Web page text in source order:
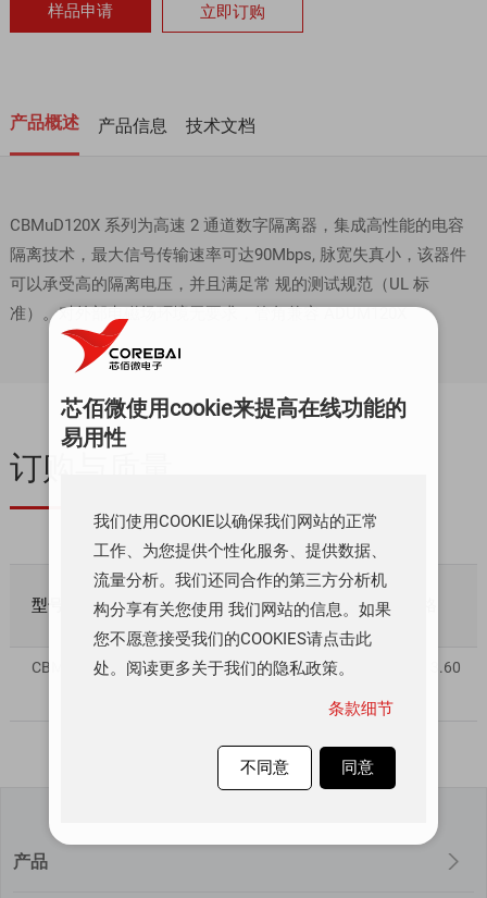
样品申请 立即订购
产品概述 产品信息 技术文档
CBMuD120X 系列为高速 2 通道数字隔离器，集成高性能的电容
隔离技术，最大信号传输速率可达90Mbps, 脉宽失真小，该器件
可以承受高的隔离电压，并且满足常 规的测试规范（UL 标
准）。对外部电磁场环境无要求，管角兼容 ADUM120X
订购与质量
型号 质量等级 库存数量 数量/价格
CBMuD1201LAS8 工业级 0 8~99 | ￥ 3.60
产品
芯佰微使用cookie来提高在线功能的
易用性
我们使用COOKIE以确保我们网站的正常
工作、为您提供个性化服务、提供数据、
流量分析。我们还同合作的第三方分析机
构分享有关您使用 我们网站的信息。如果
您不愿意接受我们的COOKIES请点击此
处。阅读更多关于我们的隐私政策。
条款细节
不同意 同意